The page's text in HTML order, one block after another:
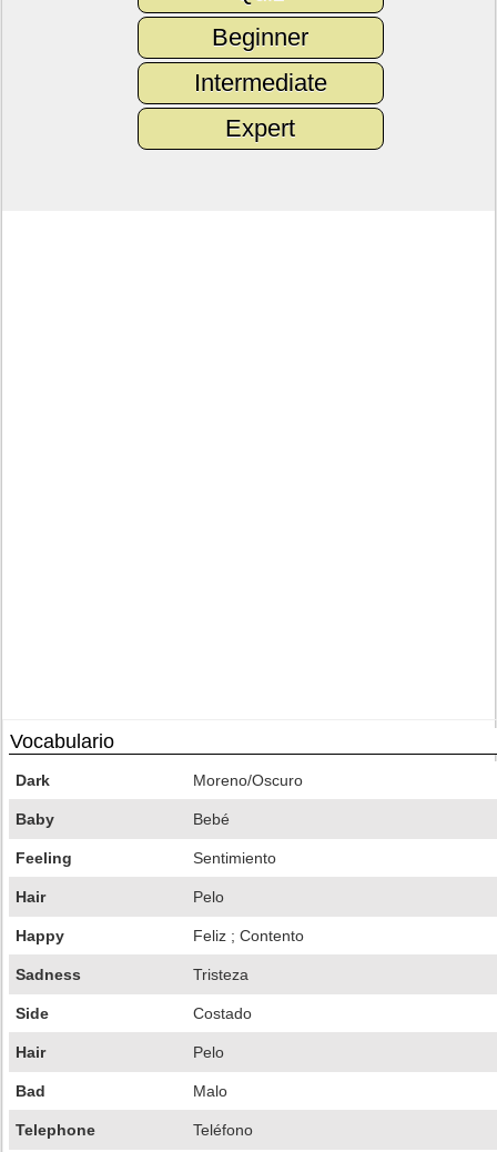
Beginner
Intermediate
Expert
Vocabulario
Dark Moreno/Oscuro
Baby Bebé
Feeling Sentimiento
Hair Pelo
Happy Feliz ; Contento
Sadness Tristeza
Side Costado
Hair Pelo
Bad Malo
Telephone Teléfono